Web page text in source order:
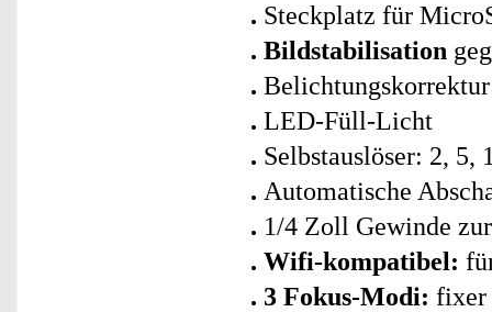
Steckplatz für
Bildstabilisation
LED-Füll-Licht
Selbstauslöser: 2, 5,
Automatische
1/4 Zoll Gewinde
Wifi-kompatibel:
3 Fokus-Modi: fixer